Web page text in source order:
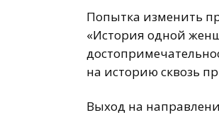
Попытка изменить
«История одной
на историю сквозь
Выход на